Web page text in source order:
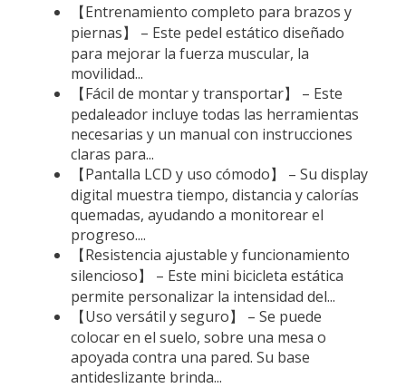
【Entrenamiento completo para brazos y
piernas】 – Este pedel estático diseñado
para mejorar la fuerza muscular, la
movilidad...
【Fácil de montar y transportar】 – Este
pedaleador incluye todas las herramientas
necesarias y un manual con instrucciones
claras para...
【Pantalla LCD y uso cómodo】 – Su display
digital muestra tiempo, distancia y calorías
quemadas, ayudando a monitorear el
progreso....
【Resistencia ajustable y funcionamiento
silencioso】 – Este mini bicicleta estática
permite personalizar la intensidad del...
【Uso versátil y seguro】 – Se puede
colocar en el suelo, sobre una mesa o
apoyada contra una pared. Su base
antideslizante brinda...